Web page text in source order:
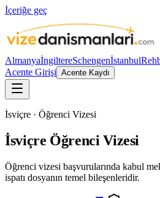
İçeriğe geç
AlmanyaİngiltereSchengenİstanbul
Acente Girişi Acente Kaydı
İsviçre · Öğrenci Vizesi
İsviçre Öğrenci Vizesi
Öğrenci vizesi başvurularında kabul
ispatı dosyanın temel bileşenleridir.